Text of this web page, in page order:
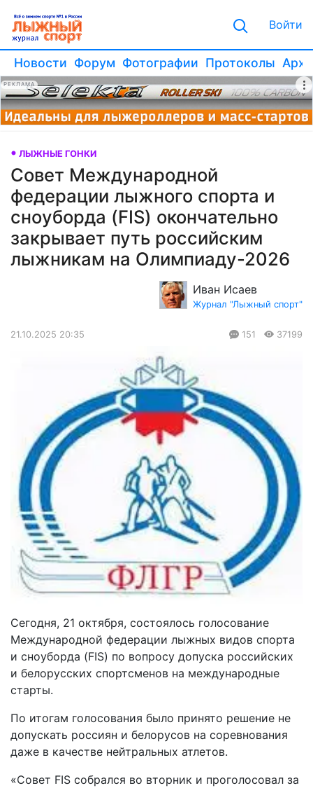
Войти
Новости Форум Фотографии Протоколы
РЕКЛАМА
ЛЫЖНЫЕ ГОНКИ
Совет Международной
федерации лыжного спорта и
сноуборда (FIS) окончательно
закрывает путь российским
лыжникам на Олимпиаду-2026
Иван Исаев
Журнал "Лыжный спорт"
21.10.2025 20:35 151 37199
Сегодня, 21 октября, состоялось голосование
Международной федерации лыжных видов спорта
и сноуборда (FIS) по вопросу допуска российских
и белорусских спортсменов на международные
старты.
По итогам голосования было принято решение не
допускать россиян и белорусов на соревнования
даже в качестве нейтральных атлетов.
«Совет FIS собрался во вторник и проголосовал за